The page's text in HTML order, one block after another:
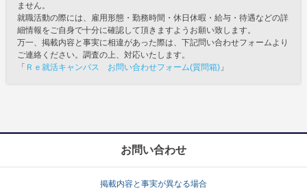
ません。
就職活動の際には、雇用形態・勤務時間・休日休暇・給与・待遇などの詳
細情報をご自身で十分に確認して頂きますようお願い致します。
万一、掲載内容と事実に相違があった際は、下記問い合わせフォームより
ご連絡ください。調査の上、対応いたします。
「 Ｒｅ就活キャンパス お問い合わせフォーム(質問箱) 」
お問い合わせ
掲載内容と事実が異なる場合